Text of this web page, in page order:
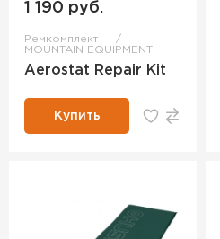
1 190 руб.
Ремкомплект
MOUNTAIN EQUIPMENT
Aerostat Repair Kit
Купить